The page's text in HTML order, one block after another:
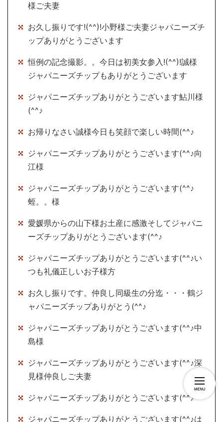
様ご夫妻
お久し振りです!(^^)!小野様ご夫妻ジャパニーズチ
ップありがとうございます
恒例の記念撮影。。今日は初美女参入!(^^)!誠様
ジャパニーズチップもありがとうございます
ジャパニーズチップありがとうございます鮎川様
(^^♪
お帰りなさい誠様今日も笑顔で楽しい時間(^^♪
ジャパニーズチップありがとうございます(^^♪向
江様
ジャパニーズチップありがとうございます(^^♪
蛭。。様
愛媛県からの山下様お土産に感激そしてジャパニ
ーズチップありがとうございます(^^♪
ジャパニーズチップありがとうございます(^^♪い
つも礼儀正しいお子様方
お久し振りです。仲良し同級生の分迄・・・鶴ジ
ャパニーズチップありがとう(^^♪
ジャパニーズチップありがとうございます(^^♪中
島様
ジャパニーズチップありがとうございます(^^♪深
見様仲良しご夫妻
ジャパニーズチップありがとうございます(^^♪
ジャパニーズチップありがとうございます(^^♪は